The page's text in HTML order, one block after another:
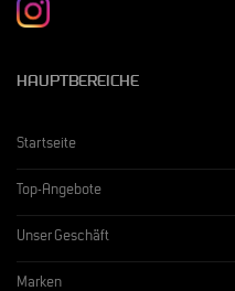
HAUPTBEREICHE
Startseite
Top-Angebote
Unser Geschäft
Marken